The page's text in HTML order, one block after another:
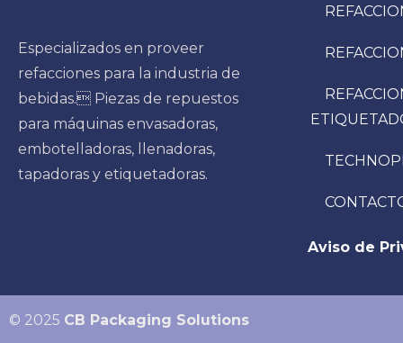
Especializados en proveer
refacciones para la industria de
bebidas. Piezas de repuestos
para máquinas envasadoras,
embotelladoras, llenadoras,
tapadoras y etiquetadoras.
Aviso de
© 2025 CB Packaging Solutions